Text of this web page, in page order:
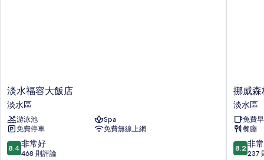
淡
水
福
容
大
飯
店
淡水福容大飯店
淡水區
游泳池
Spa
免費停車
免費無線上網
8.4
分，
8.4 非常好
468 則評論
挪
威
森
林
淡
水
森
挪威森
淡水區
免費
餐廳
8.2
分，
8.2 非
237